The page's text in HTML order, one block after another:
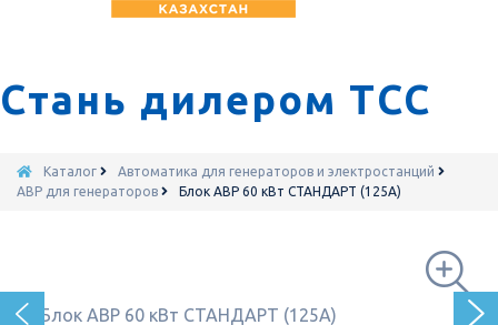
Стань дилером ТСС
Каталог
Автоматика для генераторов и электростанций
АВР для генераторов
Блок АВР 60 кВт СТАНДАРТ (125А)